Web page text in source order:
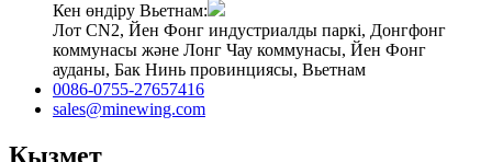
Кен өндіру Вьетнам:
Лот CN2, Йен Фонг индустриалды паркі, Донгфонг
коммунасы және Лонг Чау коммунасы, Йен Фонг
ауданы, Бак Нинь провинциясы, Вьетнам
0086-0755-27657416
sales@minewing.com
Қызмет